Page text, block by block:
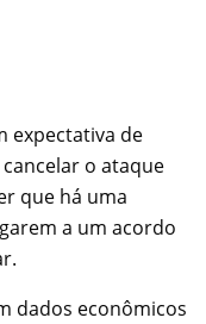
expectativa de
o ataque
que há uma
a um acordo
dados econômicos